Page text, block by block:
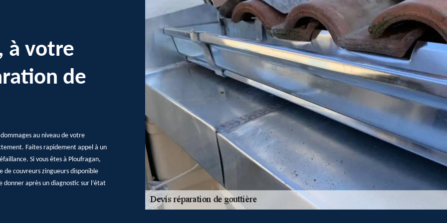
à votre
de
au niveau de votre
Faites rapidement appel à un
Si vous êtes à Ploufragan,
de couvreurs zingueurs disponible
après un diagnostic sur l’état